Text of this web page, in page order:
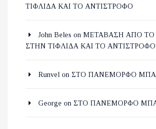
ΤΙΦΛΙΔΑ ΚΑΙ ΤΟ ΑΝΤΙΣΤΡΟΦΟ
John Beles on ΜΕΤΑΒΑΣΗ ΑΠΟ ΤΟ
ΣΤΗΝ ΤΙΦΛΙΔΑ ΚΑΙ ΤΟ ΑΝΤΙΣΤΡΟΦΟ
Runvel on ΣΤΟ ΠΑΝΕΜΟΡΦΟ
George on ΣΤΟ ΠΑΝΕΜΟΡΦΟ